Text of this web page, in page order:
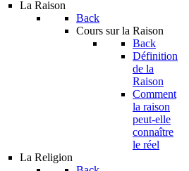
La Raison
Back
Cours sur la Raison
Back
Définition
de la
Raison
Comment
la raison
peut-elle
connaître
le réel
La Religion